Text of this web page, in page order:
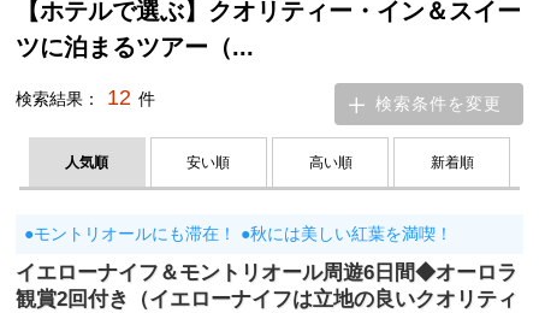
【ホテルで選ぶ】クオリティー・イン＆スイー
ツに泊まるツアー（...
検索結果： 12 件 検索条件を変更
人気順 安い順 高い順 新着順
●モントリオールにも滞在！ ●秋には美しい紅葉を満喫！
イエローナイフ＆モントリオール周遊6日間◆オーロラ
観賞2回付き（イエローナイフは立地の良いクオリティ